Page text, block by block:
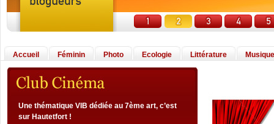
Accueil Féminin Photo Ecologie Littérature Musique
Une thématique VIB dédiée au 7ème art, c’est
sur Hautetfort !